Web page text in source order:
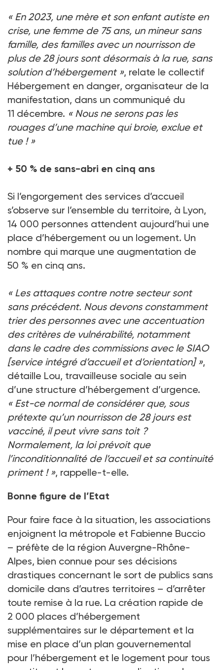
« En 2023, une mère et son enfant autiste en
crise, une femme de 75 ans, un mineur sans
famille, des familles avec un nourrisson de
plus de 28 jours sont désormais à la rue, sans
solution d’hébergement », relate le collectif
Hébergement en danger, organisateur de la
manifestation, dans un communiqué du
11 décembre. « Nous ne serons pas les
rouages d’une machine qui broie, exclue et
tue ! »
+ 50 % de sans-abri en cinq ans
Si l’engorgement des services d’accueil
s’observe sur l’ensemble du territoire, à Lyon,
14 000 personnes attendent aujourd’hui une
place d’hébergement ou un logement. Un
nombre qui marque une augmentation de
50 % en cinq ans.
« Les attaques contre notre secteur sont
sans précédent. Nous devons constamment
trier des personnes avec une accentuation
des critères de vulnérabilité, notamment
dans le cadre des commissions avec le SIAO
[service intégré d’accueil et d’orientation] »,
détaille Lou, travailleuse sociale au sein
d’une structure d’hébergement d’urgence.
« Est-ce normal de considérer que, sous
prétexte qu’un nourrisson de 28 jours est
vacciné, il peut vivre sans toit ?
Normalement, la loi prévoit que
l’inconditionnalité de l’accueil et sa continuité
priment ! », rappelle-t-elle.
Bonne figure de l’Etat
Pour faire face à la situation, les associations
enjoignent la métropole et Fabienne Buccio
– préfète de la région Auvergne-Rhône-
Alpes, bien connue pour ses décisions
drastiques concernant le sort de publics sans
domicile dans d’autres territoires – d’arrêter
toute remise à la rue. La création rapide de
2 000 places d’hébergement
supplémentaires sur le département et la
mise en place d’un plan gouvernemental
pour l’hébergement et le logement pour tous